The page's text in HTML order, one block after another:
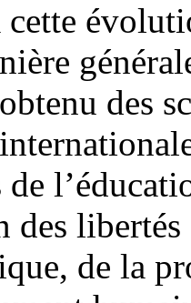
cette
des
des
de la